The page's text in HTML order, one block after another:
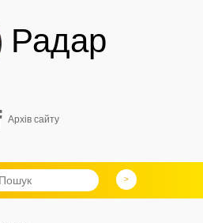
Радар
Архів сайту